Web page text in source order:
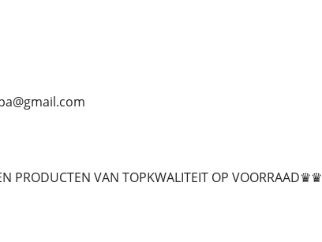
PRODUCTEN VAN TOPKWALITEIT OP VOORRAAD♛♛